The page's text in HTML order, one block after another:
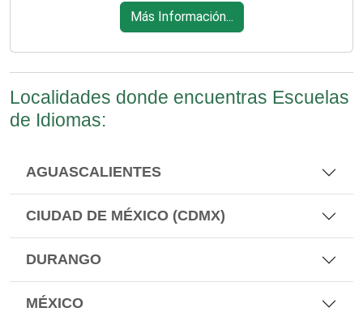
Más Información...
Localidades donde encuentras Escuelas
de Idiomas:
AGUASCALIENTES
CIUDAD DE MÉXICO (CDMX)
DURANGO
MÉXICO